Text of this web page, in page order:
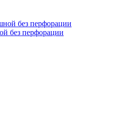
без перфорации